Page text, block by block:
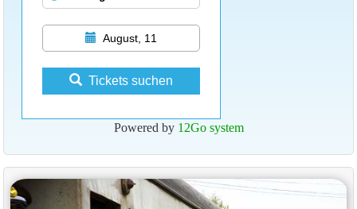
August, 11
Tickets suchen
Powered by 12Go system